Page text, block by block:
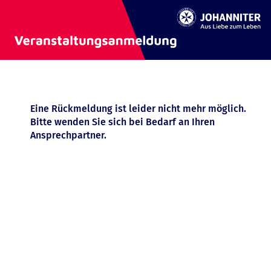
Eine Rückmeldung ist leider nicht mehr möglich.
Bitte wenden Sie sich bei Bedarf an Ihren
Ansprechpartner.